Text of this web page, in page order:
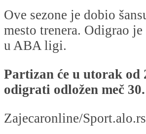
Ove sezone je dobio
mesto trenera. Odigrao
u ABA ligi.
Partizan će u utorak od
odigrati odložen meč
Zajecaronline/Sport.alo.rs